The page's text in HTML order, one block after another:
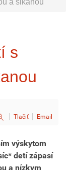
a šikanou
s
Tlačiť Email
výskytom
detí zápasí
a nízkym